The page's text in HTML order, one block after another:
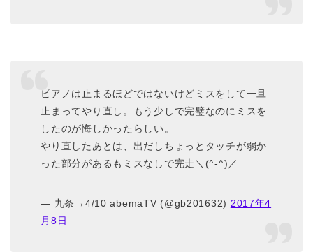
ピアノは止まるほどではないけどミスをして一旦
止まってやり直し。もう少しで完璧なのにミスを
したのが悔しかったらしい。
やり直したあとは、出だしちょっとタッチが弱か
った部分があるもミスなしで完走＼(^-^)／
— 九条→4/10 abemaTV (@gb201632) 2017年4
月8日